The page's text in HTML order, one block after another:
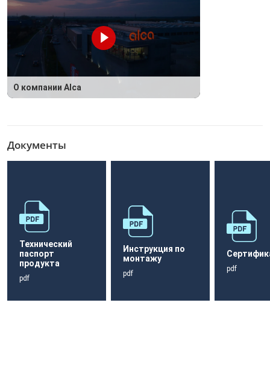
О компании Alca
Документы
Технический
паспорт
продукта
pdf
Инструкция по
монтажу
pdf
pdf